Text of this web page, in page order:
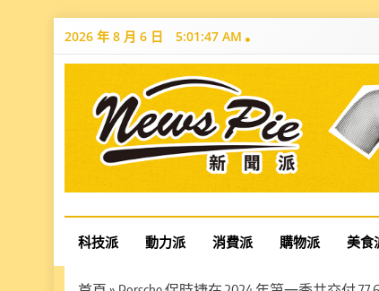
Skip
2026 年 8 月 6 日 5:01:48 AM
News Pie
最有料的新聞
科技派 動力派 消費派 購物派 美食